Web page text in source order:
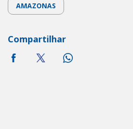
AMAZONAS
Compartilhar